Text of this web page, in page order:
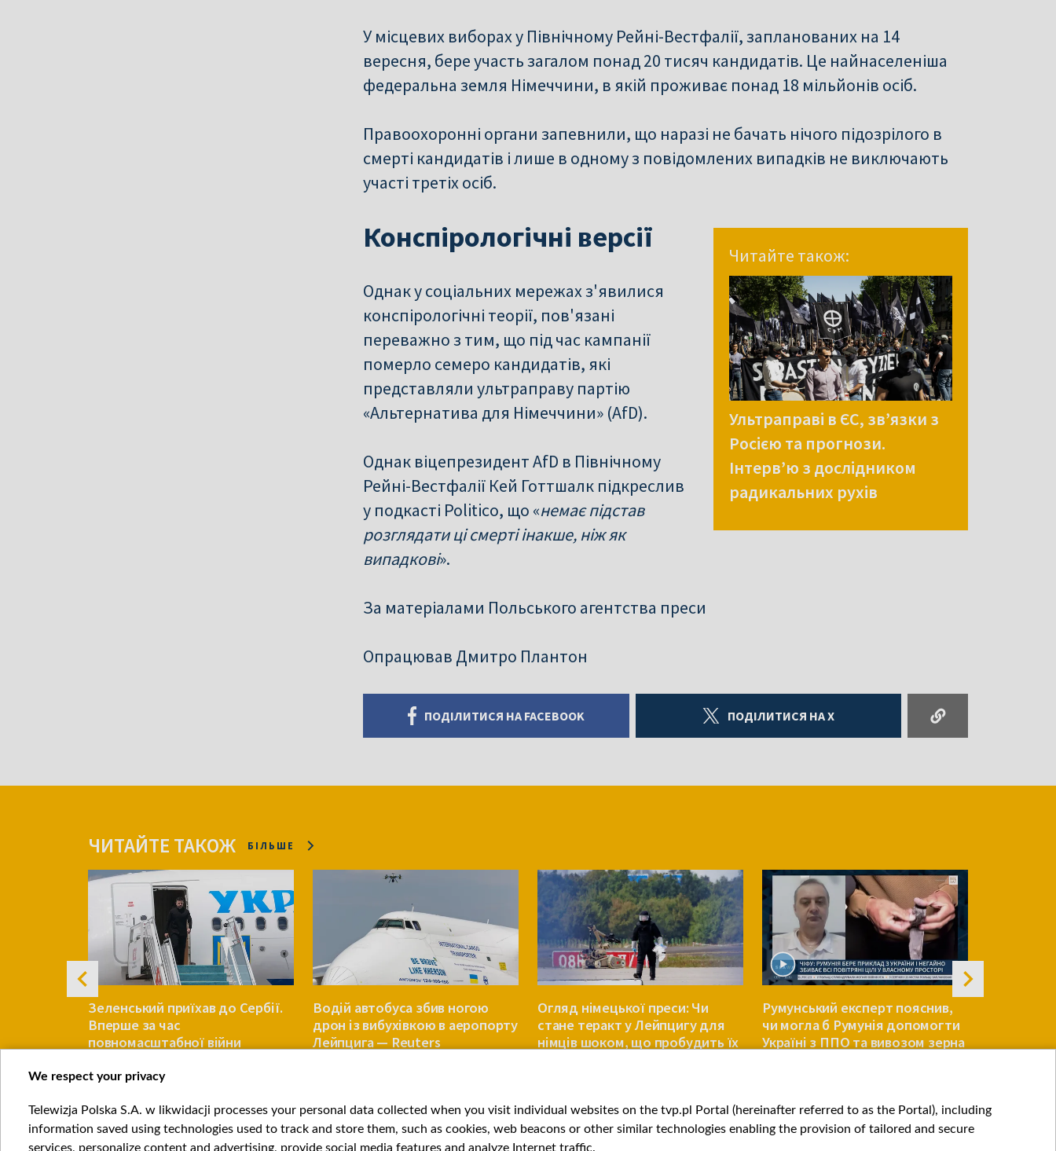
У місцевих виборах у Північному Рейні-Вестфалії, запланованих на 14
вересня, бере участь загалом понад 20 тисяч кандидатів. Це найнаселеніша
федеральна земля Німеччини, в якій проживає понад 18 мільйонів осіб.
Правоохоронні органи запевнили, що наразі не бачать нічого підозрілого в
смерті кандидатів і лише в одному з повідомлених випадків не виключають
участі третіх осіб.
Читайте також:
Ультраправі в ЄС, зв’язки з
Росією та прогнози.
Інтерв’ю з дослідником
радикальних рухів
Конспірологічні версії
Однак у соціальних мережах з'явилися
конспірологічні теорії, пов'язані
переважно з тим, що під час кампанії
померло семеро кандидатів, які
представляли ультраправу партію
«Альтернатива для Німеччини» (AfD).
Однак віцепрезидент AfD в Північному
Рейні-Вестфалії Кей Готтшалк підкреслив
у подкасті Politico, що «немає підстав
розглядати ці смерті інакше, ніж як
випадкові».
За матеріалами Польського агентства преси
Опрацював Дмитро Плантон
ПОДІЛИТИСЯ НА FACEBOOK ПОДІЛИТИСЯ НА X
ЧИТАЙТЕ ТАКОЖ БІЛЬШЕ
Зеленський приїхав до Сербії.
Вперше за час
повномасштабної війни
ЄВРОПА
Водій автобуса збив ногою
дрон із вибухівкою в аеропорту
Лейпцига — Reuters
Огляд німецької преси: Чи
стане теракт у Лейпцигу для
німців шоком, що пробудить їх
Румунський експерт пояснив,
чи могла б Румунія допомогти
Україні з ППО та вивозом зерна
Item
1
We respect your privacy
Telewizja Polska S.A. w likwidacji processes your personal data collected when you visit individual websites on the tvp.pl Portal (hereinafter referred to as the Portal), including
information saved using technologies used to track and store them, such as cookies, web beacons or other similar technologies enabling the provision of tailored and secure
services, personalize content and advertising, provide social media features and analyze Internet traffic.